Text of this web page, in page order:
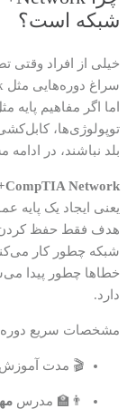
شبکه است؟
خیلی از افراد وقتی
توپولوژی‌ها،
بلد نباشند، در
CompTIA Network+
یعنی ایجاد یک پایه
هدف فقط حفظ کردن
شبکه چطور کار
خطاها چطور پیدا
دارد.
مشخصات سریع دوره
🎬 مدت آموزش
👨‍🏫 مدرس